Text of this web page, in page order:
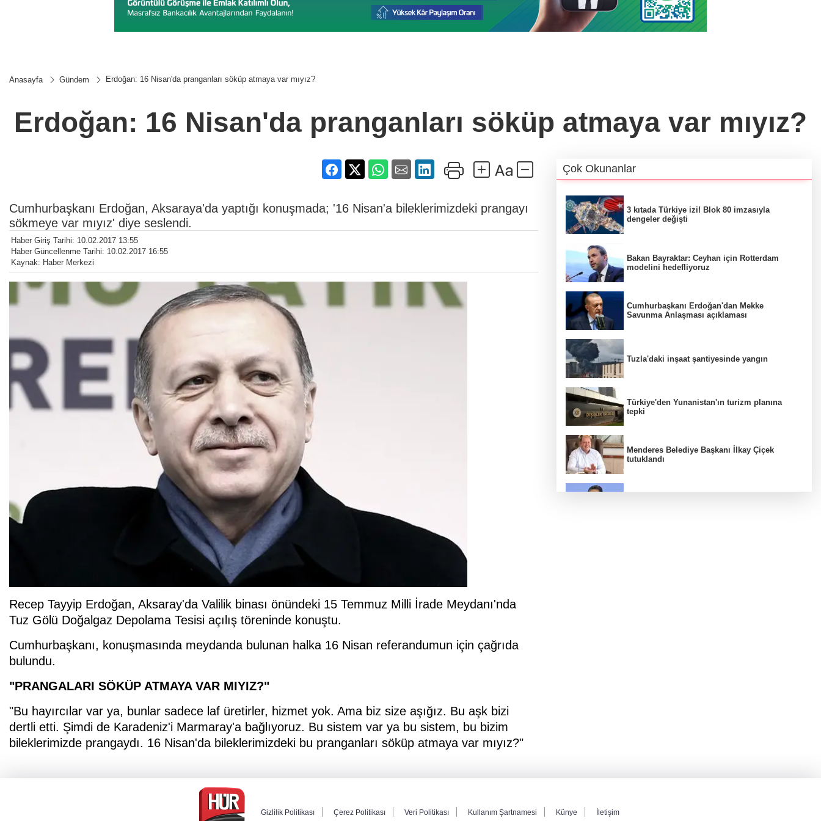
Anasayfa Gündem Erdoğan: 16 Nisan'da pranganları söküp atmaya var mıyız?
Erdoğan: 16 Nisan'da pranganları söküp atmaya var mıyız?
Cumhurbaşkanı Erdoğan, Aksaraya'da yaptığı konuşmada; '16 Nisan'a bileklerimizdeki prangayı
sökmeye var mıyız' diye seslendi.
Haber Giriş Tarihi: 10.02.2017 13:55
Haber Güncellenme Tarihi: 10.02.2017 16:55
Kaynak: Haber Merkezi
Recep Tayyip Erdoğan, Aksaray'da Valilik binası önündeki 15 Temmuz Milli İrade Meydanı'nda
Tuz Gölü Doğalgaz Depolama Tesisi açılış töreninde konuştu.
Cumhurbaşkanı, konuşmasında meydanda bulunan halka 16 Nisan referandumun için çağrıda
bulundu.
"PRANGALARI SÖKÜP ATMAYA VAR MIYIZ?"
"Bu hayırcılar var ya, bunlar sadece laf üretirler, hizmet yok. Ama biz size aşığız. Bu aşk bizi
dertli etti. Şimdi de Karadeniz'i Marmaray'a bağlıyoruz. Bu sistem var ya bu sistem, bu bizim
bileklerimizde prangaydı. 16 Nisan'da bileklerimizdeki bu pranganları söküp atmaya var mıyız?"
Çok Okunanlar
3 kıtada Türkiye izi! Blok 80 imzasıyla
dengeler değişti
Bakan Bayraktar: Ceyhan için Rotterdam
modelini hedefliyoruz
Cumhurbaşkanı Erdoğan'dan Mekke
Savunma Anlaşması açıklaması
Tuzla'daki inşaat şantiyesinde yangın
Türkiye'den Yunanistan'ın turizm planına
tepki
Menderes Belediye Başkanı İlkay Çiçek
tutuklandı
Gizlilik Politikası Çerez Politikası Veri Politikası Kullanım Şartnamesi Künye İletişim